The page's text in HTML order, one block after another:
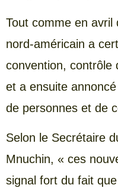
Tout comme en avril
nord-américain a
convention, contrôle
et a ensuite
de personnes et de
Selon le Secrétaire
Mnuchin, « ces
signal fort du fait